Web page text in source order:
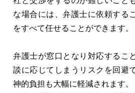
な場合には、弁護士に依頼する
をすべて任せることができます。
弁護士が窓口となり対応するこ
談に応じてしまうリスクを回避
神的負担も大幅に軽減されます。